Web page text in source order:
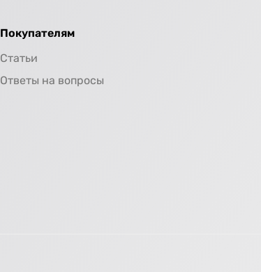
Покупателям
Статьи
Ответы на вопросы